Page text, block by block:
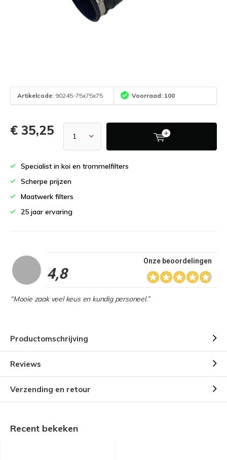
Artikelcode: 90245-75x75x75 Voorraad: 100
€ 35,25
Specialist in koi en trommelfilters
Scherpe prijzen
Maatwerk filters
25 jaar ervaring
4,8
Onze beoordelingen
“Mooie zaak veel keus en kundig personeel.”
Productomschrijving
Reviews
Verzending en retour
Recent bekeken